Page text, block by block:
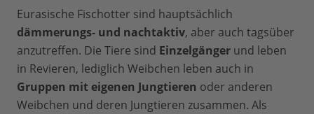
Eurasische Fischotter sind hauptsächlich
dämmerungs- und nachtaktiv, aber auch tagsüber
anzutreffen. Die Tiere sind Einzelgänger und leben
in Revieren, lediglich Weibchen leben auch in
Gruppen mit eigenen Jungtieren oder anderen
Weibchen und deren Jungtieren zusammen. Als